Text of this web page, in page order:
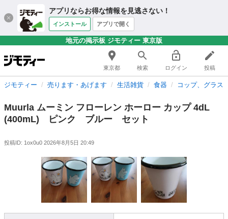
アプリならお得な情報を見逃さない！
インストール アプリで開く
地元の掲示板 ジモティー 東京版
東京都 検索 ログイン 投稿
ジモティー 売ります・あげます 生活雑貨 食器 コップ、グラス
Muurla ムーミン フローレン ホーロー カップ 4dL
(400mL) ピンク ブルー セット
投稿ID: 1ox0u0 2026年8月5日 20:49